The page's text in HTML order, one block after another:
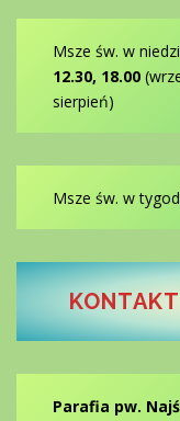
Msze św. w
12.30, 18.00
sierpień)
Msze św. w
KONTAKT
Parafia pw.